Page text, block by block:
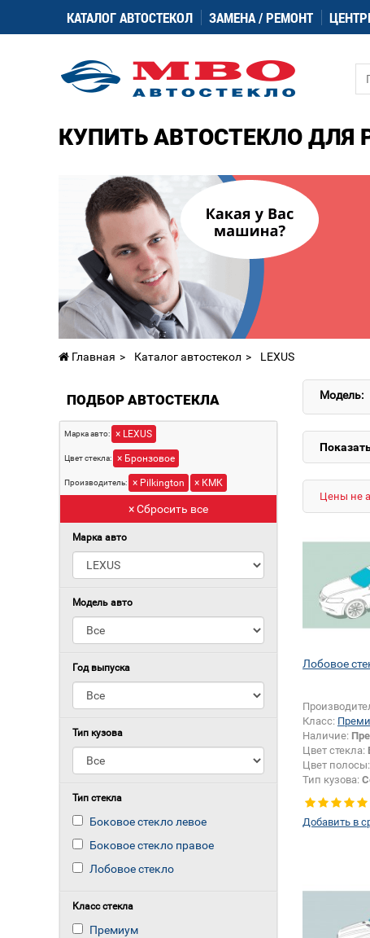
КАТАЛОГ АВТОСТЕКОЛ ЗАМЕНА / РЕМОНТ
КУПИТЬ АВТОСТЕКЛО ДЛЯ
Главная Каталог автостекол LEXUS
ПОДБОР АВТОСТЕКЛА
Марка авто: × LEXUS
Цвет стекла: × Бронзовое
Производитель: × Pilkington × КМК
× Сбросить все
Марка авто
Модель авто
Год выпуска
Тип кузова
Тип стекла
Боковое стекло левое
Боковое стекло правое
Лобовое стекло
Класс стекла
Премиум
Модель:
Цены не
Лобовое
Класс:
Наличие:
Цвет стекла:
Цвет полосы:
Тип кузова:
Добавить в